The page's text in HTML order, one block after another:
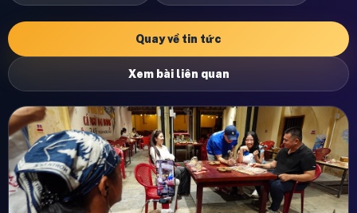
Quay về tin tức
Xem bài liên quan